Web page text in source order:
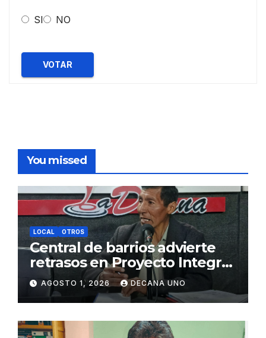
SI NO
VOTAR
You missed
LOCAL OTROS
Central de barrios advierte
retrasos en Proyecto Integral
de Agua y Alcantarillado para
Juliaca
AGOSTO 1, 2026 DECANA UNO